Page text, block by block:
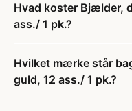
Hvad koster Bjælder,
ass./ 1 pk.?
Hvilket mærke står
guld, 12 ass./ 1 pk.?